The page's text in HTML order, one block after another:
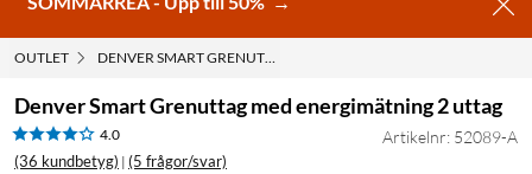
OUTLET DENVER SMART GRENUTTAG MED ENERGIMÄTNING 2 UTTAG
Denver Smart Grenuttag med energimätning 2 uttag
4.0
(36 kundbetyg) | (5 frågor/svar)
Artikelnr: 52089-A